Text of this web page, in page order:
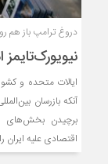
دروغ ترامپ باز هم
نیویورک‌تایمز
ایالات متحده و
آنکه بازرسان
برچیدن بخش‌های
اقتصادی علیه ایران را اوایل